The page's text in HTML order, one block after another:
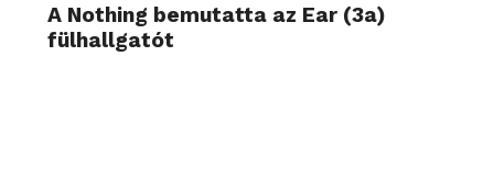
A Nothing bemutatta az Ear (3a)
fülhallgatót